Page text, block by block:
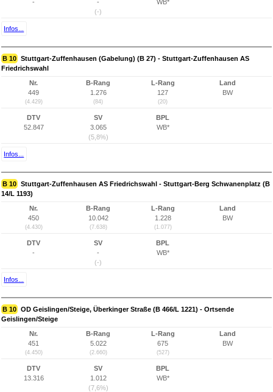
-
-
(-)
WB*
Infos...
B 10 Stuttgart-Zuffenhausen (Gabelung) (B 27) - Stuttgart-Zuffenhausen AS
Friedrichswahl
Nr.
449
(4.429)
B-Rang
1.276
(84)
L-Rang
127
(20)
Land
BW
DTV
52.847
SV
3.065
(5,8%)
BPL
WB*
Infos...
B 10 Stuttgart-Zuffenhausen AS Friedrichswahl - Stuttgart-Berg Schwanenplatz (B
14/L 1193)
Nr.
450
(4.430)
B-Rang
10.042
(7.638)
L-Rang
1.228
(1.077)
Land
BW
DTV
-
SV
-
(-)
BPL
WB*
Infos...
B 10 OD Geislingen/Steige, Überkinger Straße (B 466/L 1221) - Ortsende
Geislingen/Steige
Nr.
451
(4.450)
B-Rang
5.022
(2.660)
L-Rang
675
(527)
Land
BW
DTV
13.316
SV
1.012
(7,6%)
BPL
WB*